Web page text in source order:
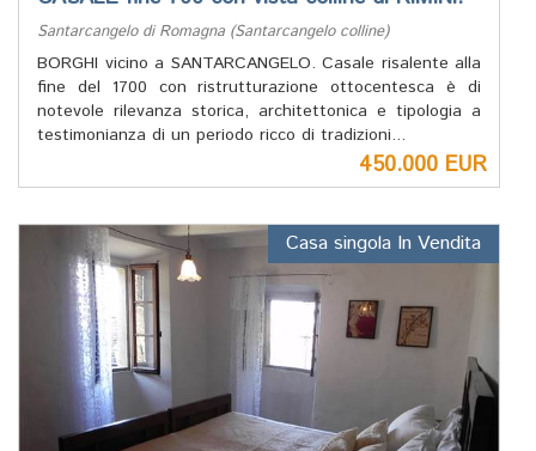
Santarcangelo di Romagna (Santarcangelo colline)
BORGHI vicino a SANTARCANGELO. Casale risalente alla
fine del 1700 con ristrutturazione ottocentesca è di
notevole rilevanza storica, architettonica e tipologia a
testimonianza di un periodo ricco di tradizioni...
450.000 EUR
Casa singola In Vendita